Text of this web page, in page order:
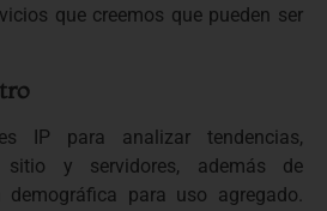
que creemos que pueden ser
IP para analizar tendencias,
sitio y servidores, además de
demográfica para uso agregado.